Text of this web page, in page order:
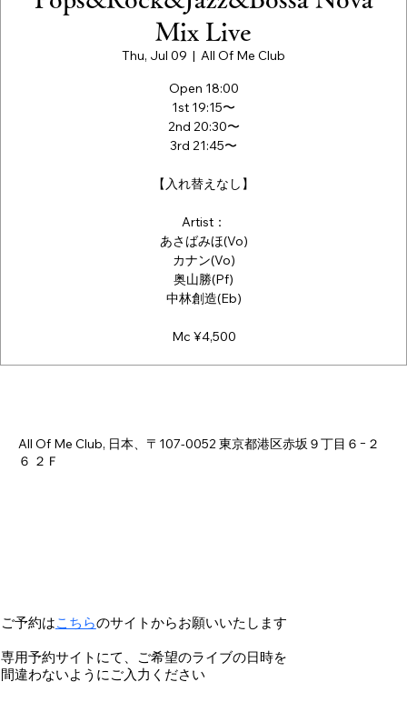
ご予約はこちらのサイトからお願いいたします
専用予約サイトにて、ご希望のライブの日時を
間違わないようにご入力ください
Mix Live
Thu, Jul 09
  |
All Of Me Club
Open 18:00
1st 19:15〜
2nd 20:30〜
3rd 21:45〜
【入れ替えなし】
Artist：
あさばみほ(Vo)
カナン(Vo)
奥山勝(Pf)
中林創造(Eb)
Mc ¥4,500
All Of Me Club, 日本、〒107-0052 東京都港区赤坂９丁目６−２
６ ２Ｆ